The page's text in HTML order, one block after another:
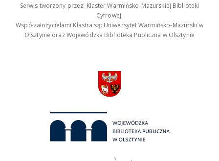
Serwis tworzony przez: Klaster Warmińsko-Mazurskiej Biblioteki
Cyfrowej.
Współzałożycielami Klastra są: Uniwersytet Warmińsko-Mazurski w
Olsztynie oraz Wojewódzka Biblioteka Publiczna w Olsztynie